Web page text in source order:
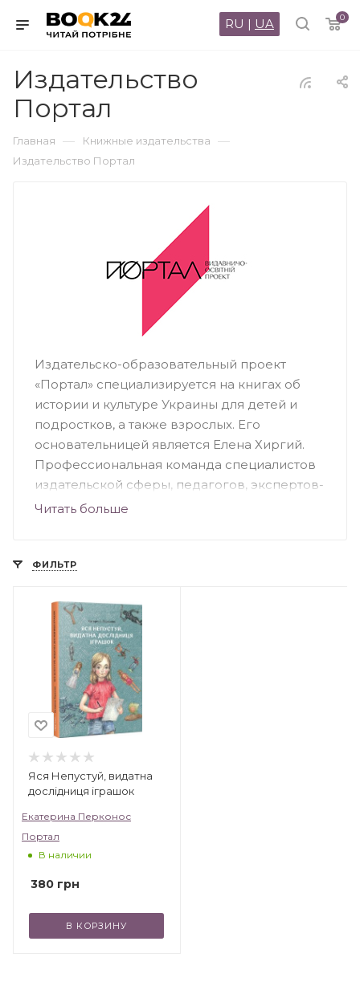
0
RU | UA
Издательство
Портал
Главная — Книжные издательства —
Издательство Портал
Издательско-образовательный проект
«Портал» специализируется на книгах об
истории и культуре Украины для детей и
подростков, а также взрослых. Его
основательницей является Елена Хиргий.
Профессиональная команда специалистов
издательской сферы, педагогов, экспертов-
историков, литературоведов,
серии, что призваны быть юным читателям
развития личности. Цель «Портала» -
воспитать новое поколение украинцев,
которые имеют независимое мышление и
творят будущее с пониманием прошлого.
Читать больше
ФИЛЬТР
Яся Непустуй, видатна
дослідниця іграшок
Екатерина Перконос
Портал
В наличии
380 грн
В КОРЗИНУ